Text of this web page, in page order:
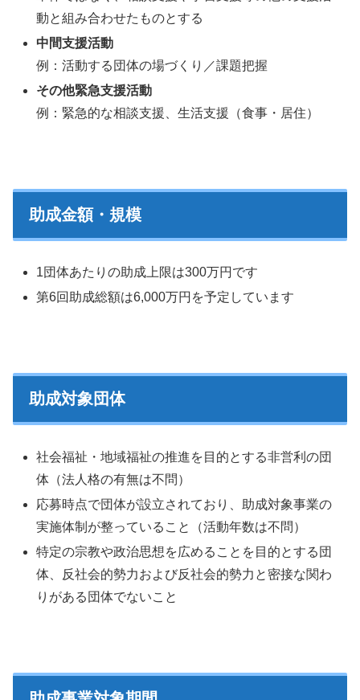
動と組み合わせたものとする
中間支援活動
例：活動する団体の場づくり／課題把握
その他緊急支援活動
例：緊急的な相談支援、生活支援（食事・居住）
助成金額・規模
1団体あたりの助成上限は300万円です
第6回助成総額は6,000万円を予定しています
助成対象団体
社会福祉・地域福祉の推進を目的とする非営利の団
体（法人格の有無は不問）
応募時点で団体が設立されており、助成対象事業の
実施体制が整っていること（活動年数は不問）
特定の宗教や政治思想を広めることを目的とする団
体、反社会的勢力および反社会的勢力と密接な関わ
りがある団体でないこと